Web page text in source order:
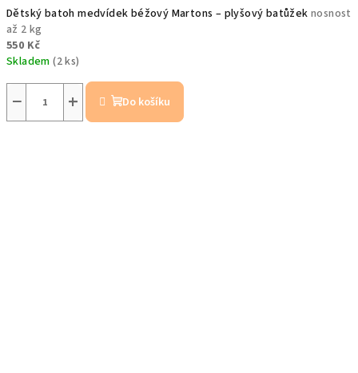
Dětský batoh medvídek béžový Martons – plyšový batůžek nosnost
až 2 kg
550 Kč
Skladem(2 ks)
+
− Do košíku